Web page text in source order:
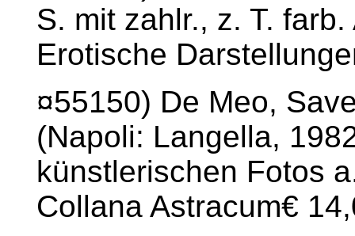
S. mit zahlr., z. T.
Erotische
¤55150) De Meo,
(Napoli: Langella,
künstlerischen Fotos
Collana Astracum€